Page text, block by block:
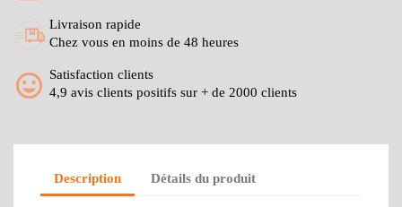
Livraison rapide
Chez vous en moins de 48 heures
Satisfaction clients
4,9 avis clients positifs sur + de 2000 clients
Description Détails du produit